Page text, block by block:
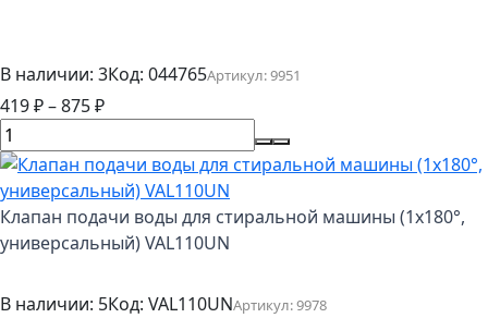
В наличии: 3Код: 044765Артикул:9951
419₽–875₽
Клапан подачи воды для стиральной машины (1x180°,
универсальный) VAL110UN
В наличии: 5Код: VAL110UNАртикул:9978